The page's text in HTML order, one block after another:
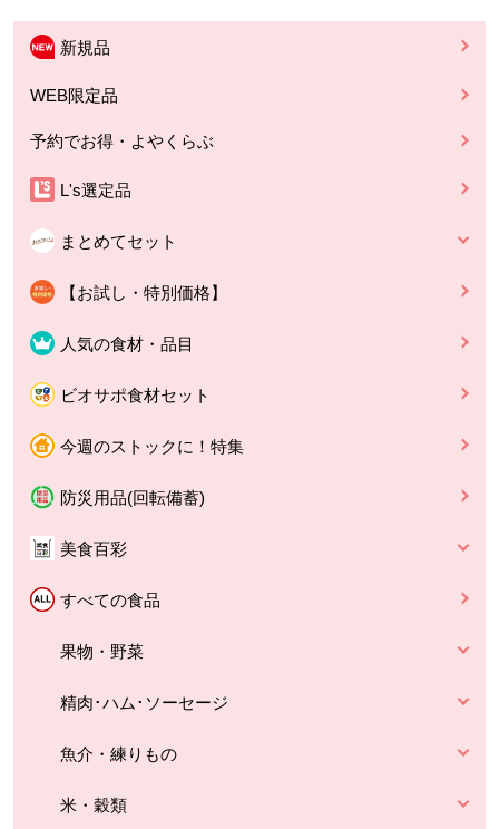
新規品
WEB限定品
予約でお得・よやくらぶ
L's選定品
まとめてセット
【お試し・特別価格】
人気の食材・品目
ビオサポ食材セット
今週のストックに！特集
防災用品(回転備蓄)
美食百彩
すべての食品
果物・野菜
精肉･ハム･ソーセージ
魚介・練りもの
米・穀類